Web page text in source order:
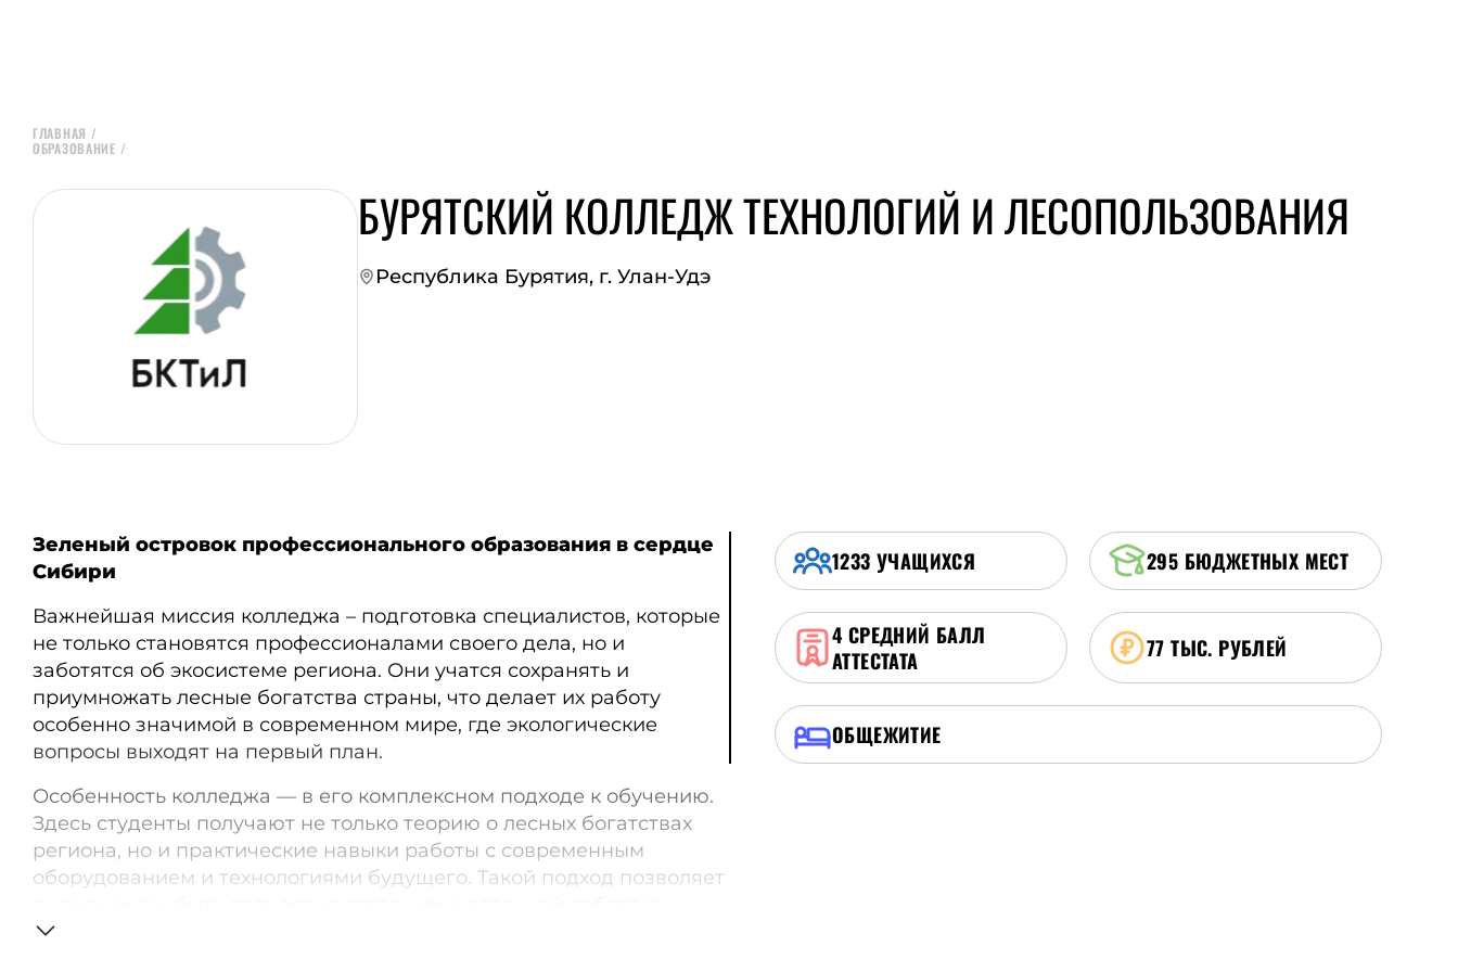
ГЛАВНАЯ /
ОБРАЗОВАНИЕ /
БУРЯТСКИЙ КОЛЛЕДЖ ТЕХНОЛОГИЙ И ЛЕСОПОЛЬЗОВАНИЯ
Республика Бурятия, г. Улан-Удэ
Зеленый островок профессионального образования в сердце
Сибири
Важнейшая миссия колледжа – подготовка специалистов, которые
не только становятся профессионалами своего дела, но и
заботятся об экосистеме региона. Они учатся сохранять и
приумножать лесные богатства страны, что делает их работу
особенно значимой в современном мире, где экологические
вопросы выходят на первый план.
Особенность колледжа — в его комплексном подходе к обучению.
Здесь студенты получают не только теорию о лесных богатствах
региона, но и практические навыки работы с современным
оборудованием и технологиями будущего. Такой подход позволяет
отрасли.
1233 УЧАЩИХСЯ 295 БЮДЖЕТНЫХ МЕСТ
4СРЕДНИЙ БАЛЛ
АТТЕСТАТА
77 ТЫС. РУБЛЕЙ
ОБЩЕЖИТИЕ